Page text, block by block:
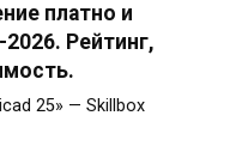
платно и
Рейтинг,
25» — Skillbox